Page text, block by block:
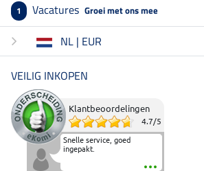
1 Vacatures Groei met ons mee
NL | EUR
VEILIG INKOPEN
Klantbeoordelingen
4.7/5
Snelle service, goed
ingepakt.